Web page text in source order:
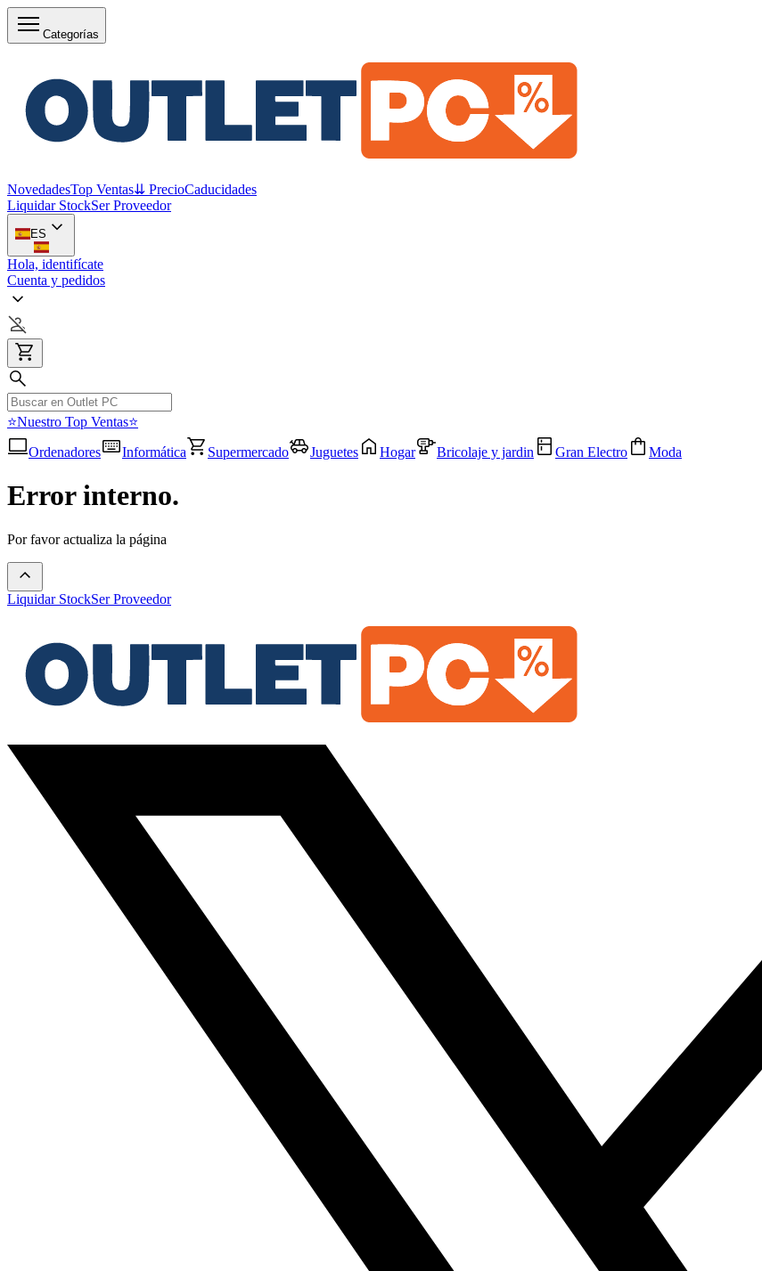
Categorías
NovedadesTop Ventas⇊ PrecioCaducidades
Liquidar StockSer Proveedor
ES
Hola, identifícate
Cuenta y pedidos
⭐Nuestro Top Ventas⭐
Ordenadores
Informática Supermercado Juguetes Hogar Bricolaje y jardin Gran Electro Moda
Error interno.
Por favor actualiza la página
Liquidar StockSer Proveedor